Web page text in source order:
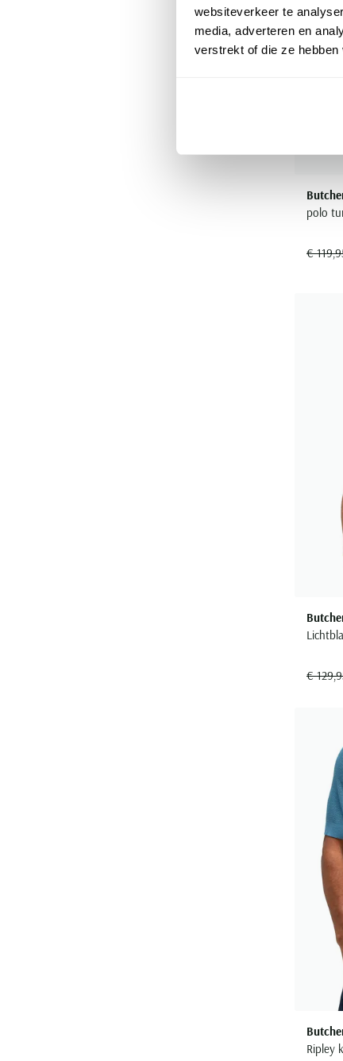
websiteverkeer te
media, adverteren en
verstrekt of die ze
polo
€
€
Ripley